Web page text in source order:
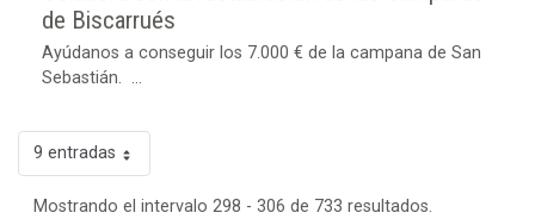
de Biscarrués
Ayúdanos a conseguir los 7.000 € de la campana de San
Sebastián. ...
9 entradas
Mostrando el intervalo 298 - 306 de 733 resultados.